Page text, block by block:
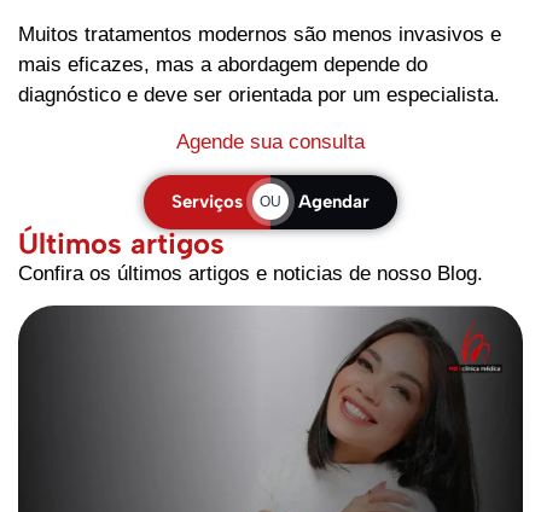
Muitos tratamentos modernos são menos invasivos e
mais eficazes, mas a abordagem depende do
diagnóstico e deve ser orientada por um especialista.
Agende sua consulta
Serviços OU Agendar
Últimos artigos
Confira os últimos artigos e noticias de nosso Blog.